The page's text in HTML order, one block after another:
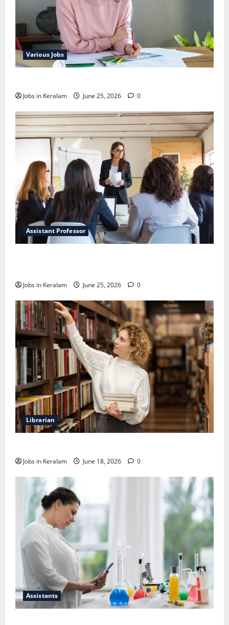
Various Jobs
Jobs in Keralam June 25, 2026 0
Assistant Professor
Jobs in Keralam June 25, 2026 0
Librarian
Jobs in Keralam June 18, 2026 0
Assistants